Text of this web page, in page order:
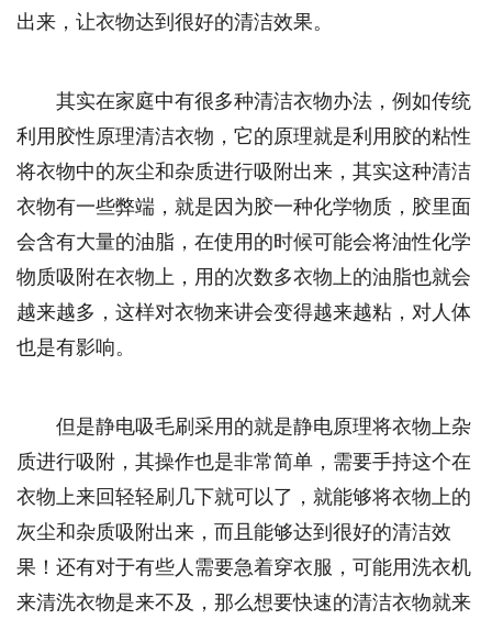
出来，让衣物达到很好的清洁效果。
其实在家庭中有很多种清洁衣物办法，例如传统
利用胶性原理清洁衣物，它的原理就是利用胶的粘性
将衣物中的灰尘和杂质进行吸附出来，其实这种清洁
衣物有一些弊端，就是因为胶一种化学物质，胶里面
会含有大量的油脂，在使用的时候可能会将油性化学
物质吸附在衣物上，用的次数多衣物上的油脂也就会
越来越多，这样对衣物来讲会变得越来越粘，对人体
也是有影响。
但是静电吸毛刷采用的就是静电原理将衣物上杂
质进行吸附，其操作也是非常简单，需要手持这个在
衣物上来回轻轻刷几下就可以了，就能够将衣物上的
灰尘和杂质吸附出来，而且能够达到很好的清洁效
果！还有对于有些人需要急着穿衣服，可能用洗衣机
来清洗衣物是来不及，那么想要快速的清洁衣物就来